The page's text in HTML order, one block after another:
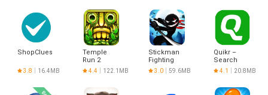
ShopClues
3.8 16.4MB
Temple
Run 2
4.4 122.1MB
Stickman
Fighting
3.0 59.6MB
Quikr –
Search
Jobs,
Mobiles,
4.1 20.8MB